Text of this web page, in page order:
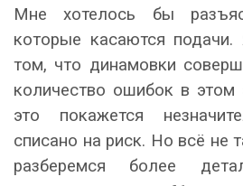
Мне хотелось бы
которые касаются
том, что динамовки
количество ошибок в этом
это покажется
списано на риск. Но всё не
разберемся более